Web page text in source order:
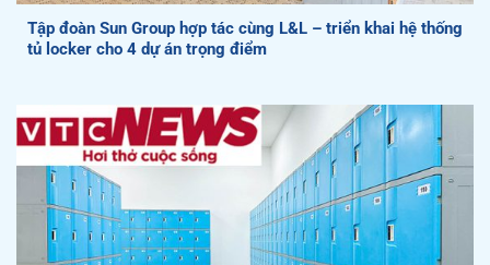
Tập đoàn Sun Group hợp tác cùng L&L – triển khai hệ thống
tủ locker cho 4 dự án trọng điểm